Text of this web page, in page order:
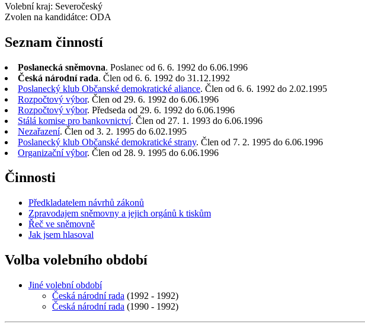
Volební kraj: Severočeský
Zvolen na kandidátce: ODA
Seznam činností
Poslanecká sněmovna. Poslanec od 6. 6. 1992 do 6.06.1996
Česká národní rada. Člen od 6. 6. 1992 do 31.12.1992
Poslanecký klub Občanské demokratické aliance. Člen od 6. 6. 1992 do 2.02.1995
Rozpočtový výbor. Člen od 29. 6. 1992 do 6.06.1996
Rozpočtový výbor. Předseda od 29. 6. 1992 do 6.06.1996
Stálá komise pro bankovnictví. Člen od 27. 1. 1993 do 6.06.1996
Nezařazení. Člen od 3. 2. 1995 do 6.02.1995
Poslanecký klub Občanské demokratické strany. Člen od 7. 2. 1995 do 6.06.1996
Organizační výbor. Člen od 28. 9. 1995 do 6.06.1996
Činnosti
Předkladatelem návrhů zákonů
Zpravodajem sněmovny a jejich orgánů k tiskům
Řeč ve sněmovně
Jak jsem hlasoval
Volba volebního období
Jiné volební období
Česká národní rada (1992 - 1992)
Česká národní rada (1990 - 1992)